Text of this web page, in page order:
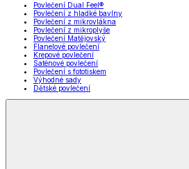
Povlečení Dual Feel®
Povlečení z hladké bavlny
Povlečení z mikrovlákna
Povlečení z mikroplyše
Povlečení Matějovský
Flanelové povlečení
Krepové povlečení
Saténové povlečení
Povlečení s fototiskem
Výhodné sady
Dětské povlečení